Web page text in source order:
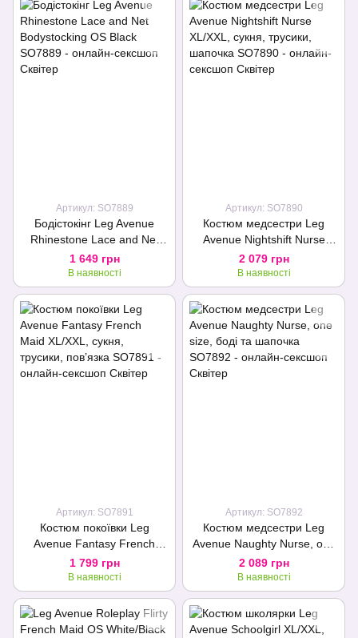
Артикул: SO7889
Бодістокінг Leg Avenue
Rhinestone Lace and Net
Bodystocking OS Black
1 649 грн
В наявності
Артикул: SO7890
Костюм медсестри Leg
Avenue Nightshift Nurse
XL/XXL, сукня, трусики,
шапочка
2 079 грн
В наявності
Артикул: SO7891
Костюм покоївки Leg
Avenue Fantasy French
Maid XL/XXL, сукня,
трусики, пов’язка
1 799 грн
В наявності
Артикул: SO7892
Костюм медсестри Leg
Avenue Naughty Nurse, one
size, боді та шапочка
2 089 грн
В наявності